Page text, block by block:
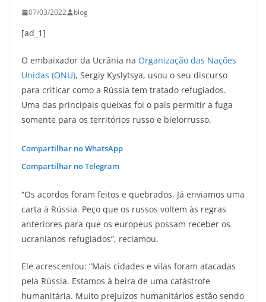
07/03/2022 blog
[ad_1]
O embaixador da Ucrânia na Organização das Nações
Unidas (ONU), Sergiy Kyslytsya, usou o seu discurso
para criticar como a Rússia tem tratado refugiados.
Uma das principais queixas foi o país permitir a fuga
somente para os territórios russo e bielorrusso.
Compartilhar no WhatsApp
Compartilhar no Telegram
“Os acordos foram feitos e quebrados. Já enviamos uma
carta à Rússia. Peço que os russos voltem às regras
anteriores para que os europeus possam receber os
ucranianos refugiados”, reclamou.
Ele acrescentou: “Mais cidades e vilas foram atacadas
pela Rússia. Estamos à beira de uma catástrofe
humanitária. Muito prejuízos humanitários estão sendo